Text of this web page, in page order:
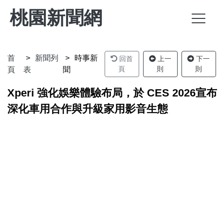
桃園新聞網
首
頁
新聞列
表
時事新
聞
回首
頁
上一
則
下一
則
Xperi 強化娛樂體驗布局，於 CES 2026宣布
深化車用合作與升級家用影音生態